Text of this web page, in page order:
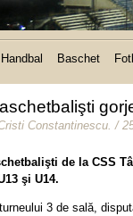
Handbal Baschet
Constantinescu. /
de la CSS
şi U14.
3 de sală,